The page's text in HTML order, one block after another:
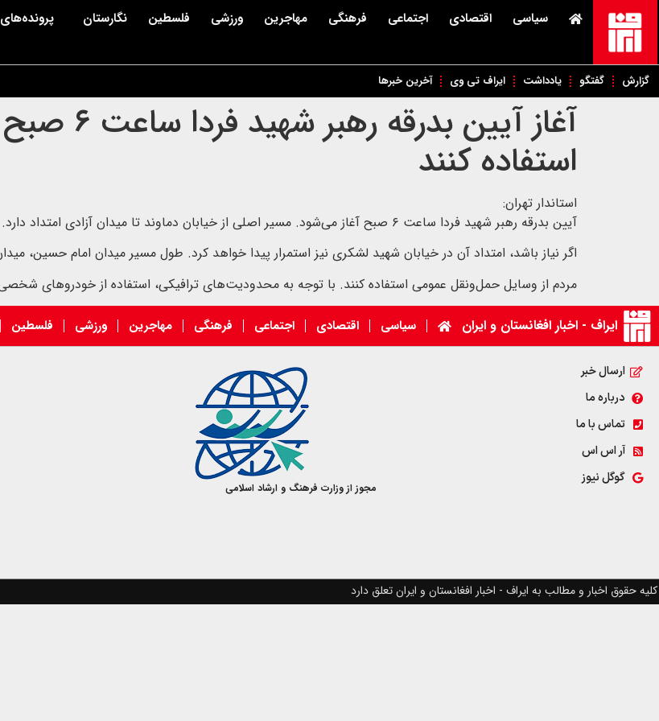
سیاسی اقتصادی اجتماعی فرهنگی مهاجرین ورزشی فلسطین نگارستان
گزارش گفتگو یادداشت ایراف تی وی آخرین خبرها
آغاز
استفاده کنند
استاندار تهران:
آیین بدرقه رهبر شهید فردا ساعت ۶ صبح آغاز می‌شود. مسیر اصلی از خیابان دماوند تا میدان آزادی امتداد دارد.
اگر نیاز باشد، امتداد آن در خیابان شهید لشکری نیز استمرار پیدا خواهد کرد. طول مسیر میدان امام حسین،
مردم از وسایل حمل‌ونقل عمومی استفاده کنند. با توجه به محدودیت‌های ترافیکی، استفاده از خودروهای
ایراف - اخبار افغانستان و ایران سیاسی اقتصادی اجتماعی فرهنگی مهاجرین ورزشی فلسطین
ارسال خبر
درباره ما
تماس با ما
آر اس اس
گوگل نیوز
مجوز از وزارت فرهنگ و ارشاد اسلامی
کلیه حقوق اخبار و مطالب به ایراف - اخبار افغانستان و ایران تعلق دارد